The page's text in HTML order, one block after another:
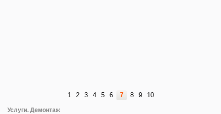
1 2 3 4 5 6 7 8 9 10
Услуги. Демонтаж